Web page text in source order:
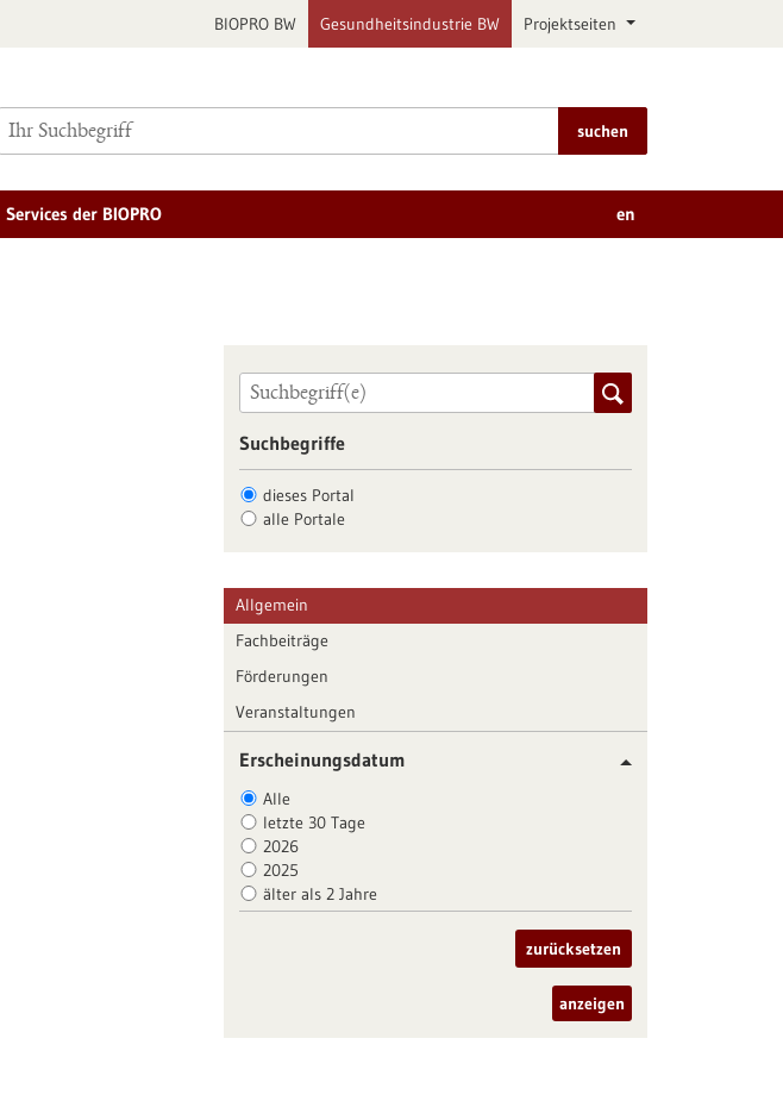
BIOPRO BW Gesundheitsindustrie BW Projektseiten
suchen
Services der BIOPRO en
Suchbegriffe
dieses Portal
alle Portale
Allgemein
Fachbeiträge
Förderungen
Veranstaltungen
Erscheinungsdatum
Alle
letzte 30 Tage
2026
2025
älter als 2 Jahre
zurücksetzen
anzeigen